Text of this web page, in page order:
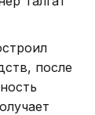
после